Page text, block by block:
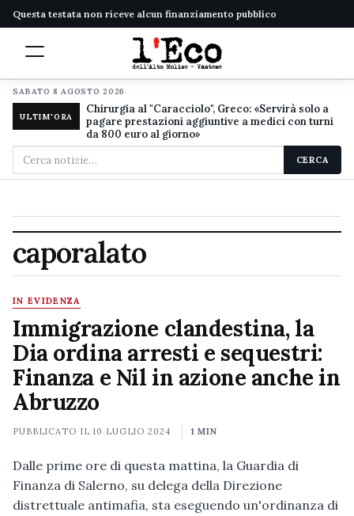
Questa testata non riceve alcun finanziamento pubblico
SABATO 8 AGOSTO 2026
ULTIM'ORA
Chirurgia al "Caracciolo", Greco: «Servirà solo a
pagare prestazioni aggiuntive a medici con turni
da 800 euro al giorno»
Cerca
nel
CERCA
caporalato
IN EVIDENZA
Immigrazione clandestina, la
Dia ordina arresti e sequestri:
Finanza e Nil in azione anche in
Abruzzo
PUBBLICATO IL10 LUGLIO 2024 1 MIN
Dalle prime ore di questa mattina, la Guardia di
Finanza di Salerno, su delega della Direzione
distrettuale antimafia, sta eseguendo un'ordinanza di